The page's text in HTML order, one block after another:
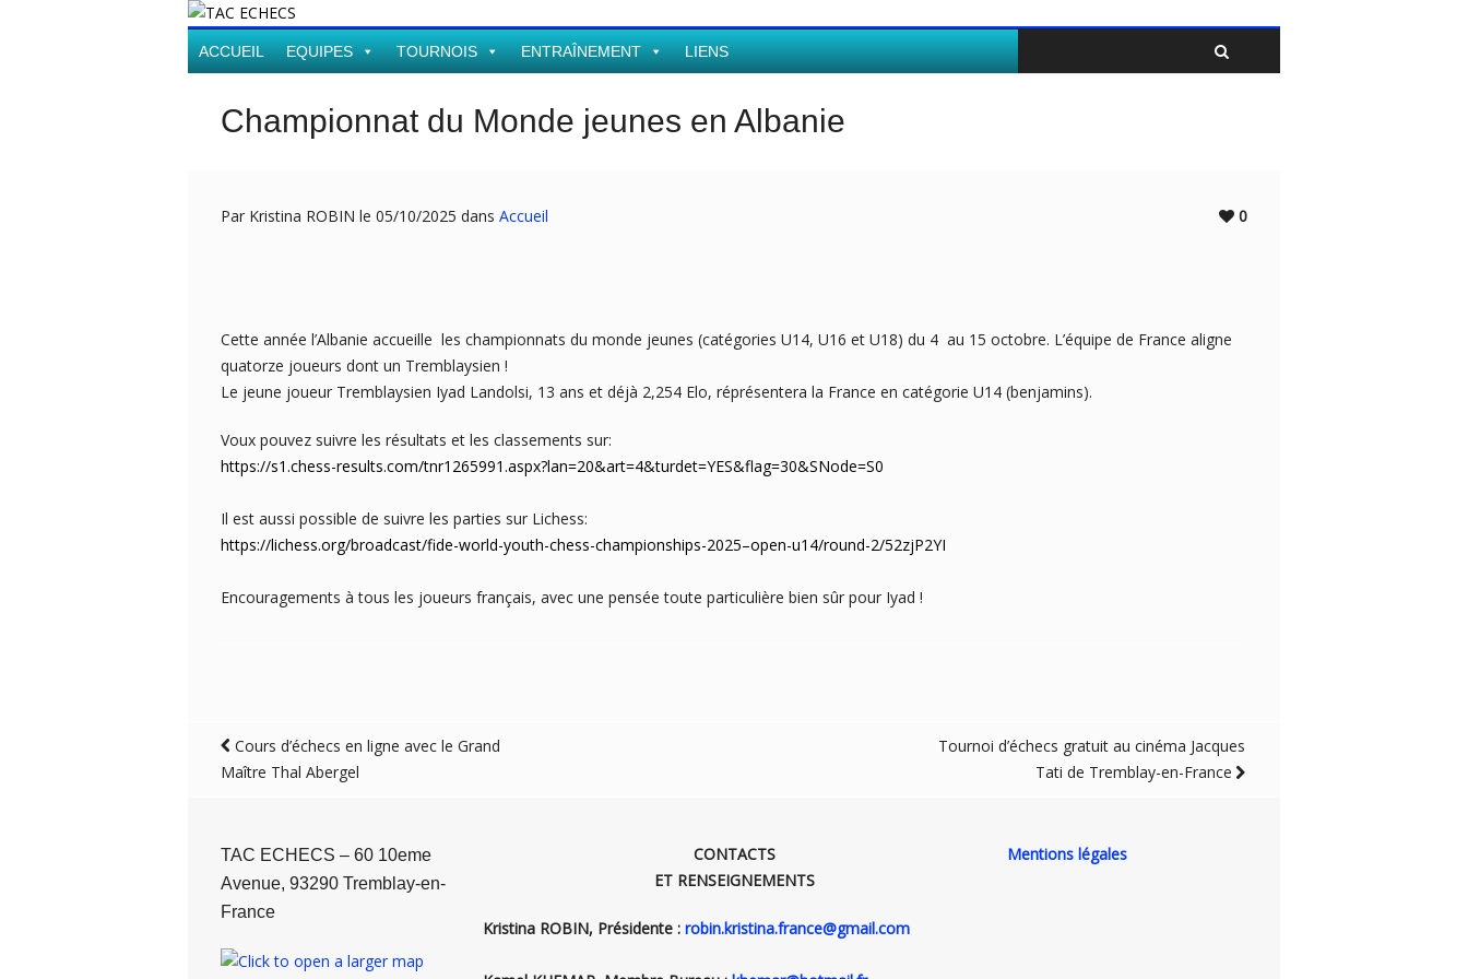
ACCUEIL EQUIPES TOURNOIS ENTRAÎNEMENT LIENS
Championnat du Monde jeunes en Albanie
Par Kristina ROBIN le 05/10/2025 dans Accueil 0
Cette année l’Albanie accueille les championnats du monde jeunes (catégories U14, U16 et U18) du 4 au 15 octobre. L’équipe de France aligne
quatorze joueurs dont un Tremblaysien !
Le jeune joueur Tremblaysien Iyad Landolsi, 13 ans et déjà 2,254 Elo, réprésentera la France en catégorie U14 (benjamins).
Voux pouvez suivre les résultats et les classements sur:
https://s1.chess-results.com/tnr1265991.aspx?lan=20&art=4&turdet=YES&flag=30&SNode=S0
Il est aussi possible de suivre les parties sur Lichess:
https://lichess.org/broadcast/fide-world-youth-chess-championships-2025–open-u14/round-2/52zjP2YI
Encouragements à tous les joueurs français, avec une pensée toute particulière bien sûr pour Iyad !
Cours d’échecs en ligne avec le Grand
Maître Thal Abergel
Tournoi d’échecs gratuit au cinéma Jacques
Tati de Tremblay-en-France
TAC ECHECS – 60 10eme
Avenue, 93290 Tremblay-en-
France
CONTACTS
ET RENSEIGNEMENTS
Kristina ROBIN, Présidente : robin.kristina.france@gmail.com
Mentions légales